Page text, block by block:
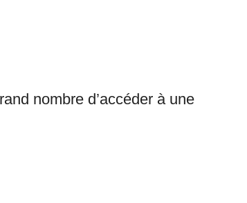
nombre d’accéder à une